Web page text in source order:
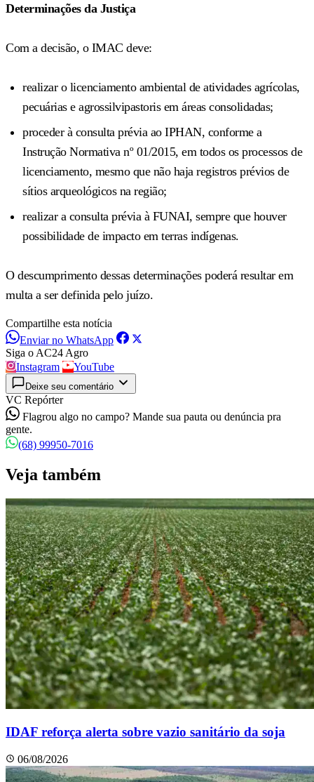
Determinações da Justiça
Com a decisão, o IMAC deve:
realizar o licenciamento ambiental de atividades agrícolas,
pecuárias e agrossilvipastoris em áreas consolidadas;
proceder à consulta prévia ao IPHAN, conforme a
Instrução Normativa nº 01/2015, em todos os processos de
licenciamento, mesmo que não haja registros prévios de
sítios arqueológicos na região;
realizar a consulta prévia à FUNAI, sempre que houver
possibilidade de impacto em terras indígenas.
O descumprimento dessas determinações poderá resultar em
multa a ser definida pelo juízo.
Compartilhe esta notícia
Enviar no WhatsApp
Siga o AC24 Agro
Instagram
YouTube
Deixe seu comentário
VC Repórter
Flagrou algo no campo? Mande sua pauta ou denúncia pra
gente.
(68) 99950-7016
Veja também
IDAF reforça alerta sobre vazio sanitário da soja
06/08/2026